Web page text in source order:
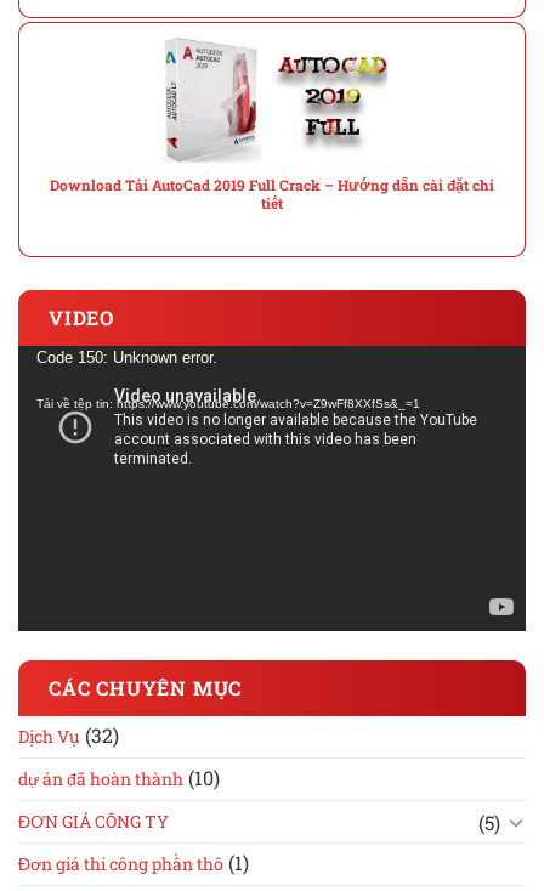
Download Tải AutoCad 2019 Full Crack – Hướng dẫn cài đặt chi
tiết
VIDEO
Trình
Video
Code 150: Unknown error.
Tải về tệp tin: https://www.youtube.com/watch?v=Z9wFf8XXfSs&_=1
CÁC CHUYÊN MỤC
Dịch Vụ (32)
dự án đã hoàn thành (10)
ĐƠN GIÁ CÔNG TY (5)
Đơn giá thi công phần thô (1)